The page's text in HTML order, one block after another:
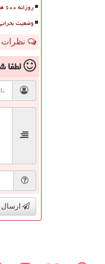
روزانه ۶۰۰ هزار نسخه الکترونیک ثبت می شود
وضعیت
نظرات
لطفا
ارسال